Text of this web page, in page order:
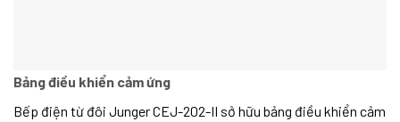
Bảng điều khiển cảm ứng
Bếp điện từ đôi Junger CEJ-202-II sở hữu bảng điều khiển cảm